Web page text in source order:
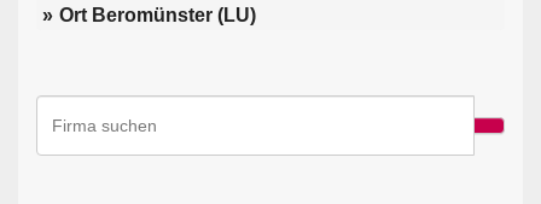
Ort Beromünster (LU)